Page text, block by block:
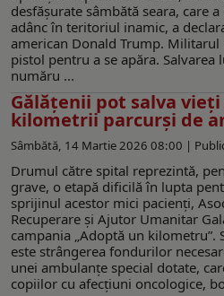
desfășurate sâmbătă seara, care
adânc în teritoriul inamic, a
american Donald Trump. Militarul
pistol pentru a se apăra. Salvarea
număru ...
Gălățenii pot salva
kilometrii parcurși de
Sâmbătă, 14 Martie 2026 08:00 |
Drumul către spital reprezintă,
grave, o etapă dificilă în lupta
sprijinul acestor mici pacienți,
Recuperare și Ajutor Umanitar
campania „Adoptă un kilometru”.
este strângerea fondurilor
unei ambulanțe special dotate,
copiilor cu afecțiuni oncologice,